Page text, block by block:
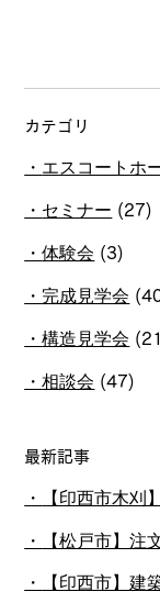
カテゴリ
エスコートホ
セミナー (27)
体験会 (3)
完成見学会
構造見学会
相談会 (47)
最新記事
【印西市木刈
【松戸市】注
【印西市】建